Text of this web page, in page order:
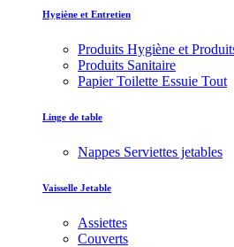
Hygiène et Entretien
Produits Hygiène et
Produits Sanitaire
Papier Toilette Essuie Tout
Linge de table
Nappes Serviettes jetables
Vaisselle Jetable
Assiettes
Couverts